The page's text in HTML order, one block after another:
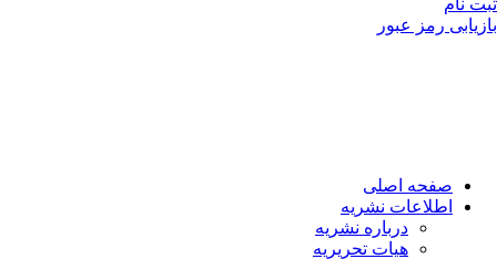
نام
رمز عبور
صفحه اصلی
اطلاعات نشریه
درباره نشریه
هیات تحریریه